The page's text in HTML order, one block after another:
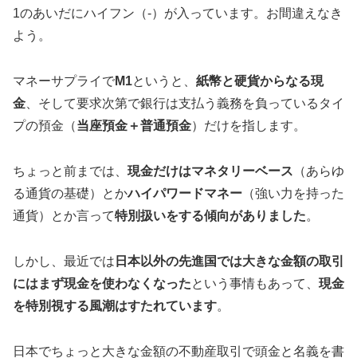
1のあいだにハイフン（-）が入っています。お間違えなき
よう。
マネーサプライでM1というと、 紙幣と硬貨からなる現
金 、そして要求次第で銀行は支払う義務を負っているタイ
プの預金（当座預金＋普通預金）だけを指します。
ちょっと前までは、 現金だけはマネタリーベース （あらゆ
る通貨の基礎）とかハイパワードマネー （強い力を持った
通貨）とか言って特別扱いをする傾向がありました。
しかし、最近では 日本以外の先進国では大きな金額の取引
にはまず現金を使わなくなったという事情もあって、 現金
を特別視する風潮はすたれています。
日本でちょっと大きな金額の不動産取引で頭金と名義を書